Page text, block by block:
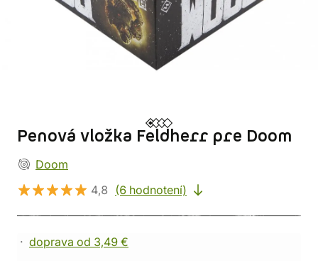
Penová vložka Feldherr pre Doom
Doom
4,8
(6 hodnotení)
doprava od 3,49 €